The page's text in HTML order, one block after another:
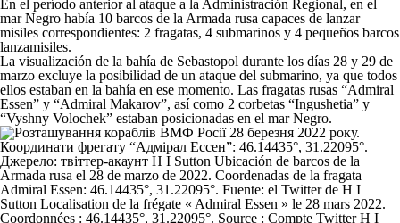
En el período anterior al ataque a la Administración Regional, en el
mar Negro había 10 barcos de la Armada rusa capaces de lanzar
misiles correspondientes: 2 fragatas, 4 submarinos y 4 pequeños barcos
lanzamisiles.
La visualización de la bahía de Sebastopol durante los días 28 y 29 de
marzo excluye la posibilidad de un ataque del submarino, ya que todos
ellos estaban en la bahía en ese momento. Las fragatas rusas “Admiral
Essen” y “Admiral Makarov”, así como 2 corbetas “Ingushetia” y
“Vyshny Volochek” estaban posicionadas en el mar Negro.